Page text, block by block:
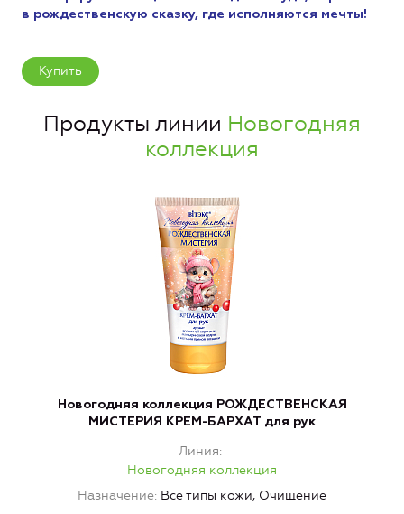
в рождественскую сказку, где исполняются мечты!
Купить
Продукты линии Новогодняя
коллекция
Новогодняя коллекция РОЖДЕСТВЕНСКАЯ
МИСТЕРИЯ КРЕМ-БАРХАТ для рук
Линия
Новогодняя коллекция
Назначение Все типы кожи, Очищение